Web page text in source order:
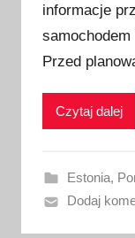
b
l
i
w
n
o
informacje
Przed
Czytaj dalej
Estonia,
Dodaj